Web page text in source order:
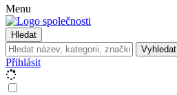
Menu
Hledat
Vyhledat
Přihlásit